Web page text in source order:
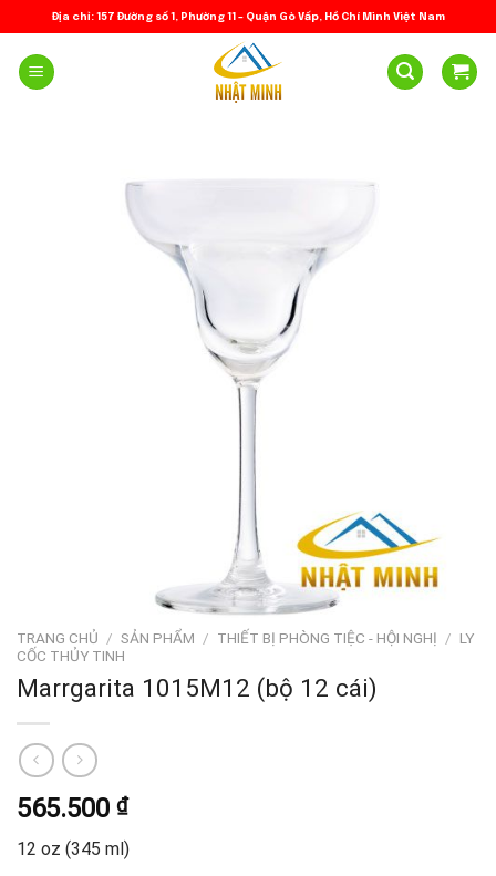
to
content
Địa chỉ: 157 Đường số 1, Phường 11 – Quận Gò Vấp, Hồ Chí Minh Việt Nam
TRANG CHỦ / SẢN PHẨM / THIẾT BỊ PHÒNG TIỆC - HỘI NGHỊ / LY
CỐC THỦY TINH
Marrgarita 1015M12 (bộ 12 cái)
565.500 ₫
12 oz (345 ml)